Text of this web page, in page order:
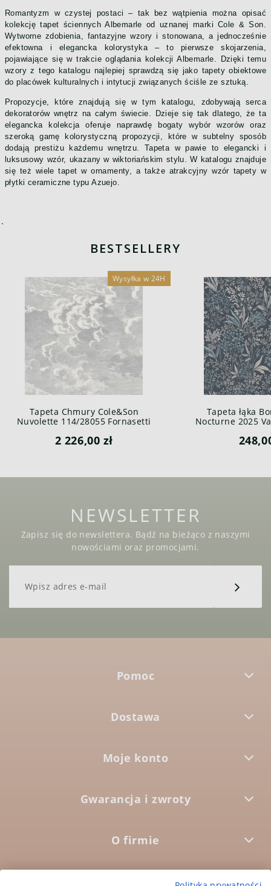
Romantyzm w czystej postaci – tak bez wątpienia można opisać
kolekcję tapet ściennych Albemarle od uznanej marki Cole & Son.
Wytworne zdobienia, fantazyjne wzory i stonowana, a jednocześnie
efektowna i elegancka kolorystyka – to pierwsze skojarzenia,
pojawiające się w trakcie oglądania kolekcji Albemarle. Dzięki temu
wzory z tego katalogu najlepiej sprawdzą się jako tapety obiektowe
do placówek kulturalnych i intytucji związanych ściśle ze sztuką.
Propozycje, które znajdują się w tym katalogu, zdobywają serca
dekoratorów wnętrz na całym świecie. Dzieje się tak dlatego, że ta
elegancka kolekcja oferuje naprawdę bogaty wybór wzorów oraz
szeroką gamę kolorystyczną propozycji, które w subtelny sposób
dodają prestiżu każdemu wnętrzu. Tapeta w pawie to elegancki i
luksusowy wzór, ukazany w wiktoriańskim stylu. W katalogu znajduje
się też wiele tapet w ornamenty, a także atrakcyjny wzór tapety w
płytki ceramiczne typu Azuejo.
`
BESTSELLERY
Tapeta Chmury Cole&Son
Nuvolette 114/28055 Fornasetti
2 226,00 zł
Wysyłka w 24H
Tapeta łąka
Nocturne 2025
NEWSLETTER
Zapisz się do newslettera. Bądź na bieżąco z naszymi
nowościami oraz promocjami.
Pomoc
Dostawa
Moje konto
Gwarancja i zwroty
O firmie